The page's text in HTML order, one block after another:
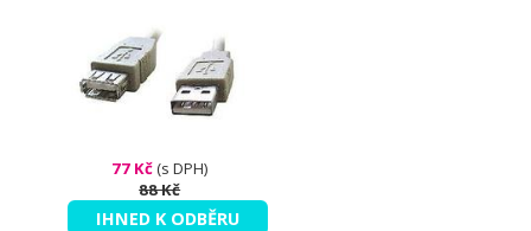
77 Kč(s DPH)
88 Kč
IHNED K ODBĚRU